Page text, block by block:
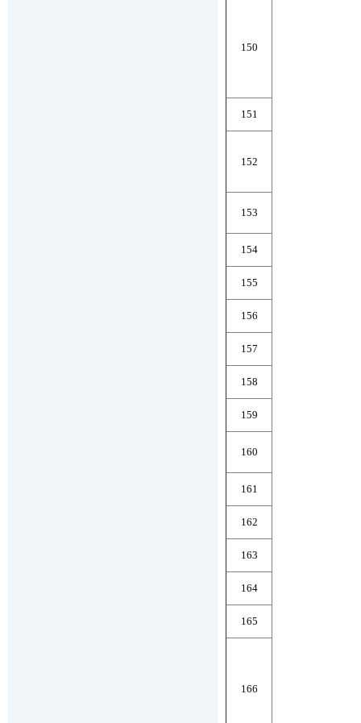
150
151
152
153
154
155
156
157
158
159
160
161
162
163
164
165
166